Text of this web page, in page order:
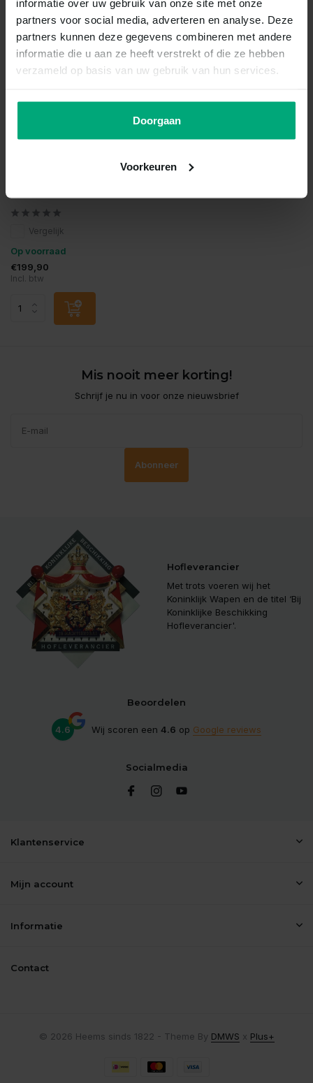
informatie over uw gebruik van onze site met onze
partners voor social media, adverteren en analyse. Deze
partners kunnen deze gegevens combineren met andere
informatie die u aan ze heeft verstrekt of die ze hebben
verzameld op basis van uw gebruik van hun services.
Doorgaan
Voorkeuren
Vergelijk
Op voorraad
€199,90
Incl. btw
Mis nooit meer korting!
Schrijf je nu in voor onze nieuwsbrief
Abonneer
Hofleverancier
Met trots voeren wij het
Koninklijk Wapen en de titel ‘Bij
Koninklijke Beschikking
Hofleverancier'.
Beoordelen
4.6 Wij scoren een 4.6 op Google reviews
Socialmedia
Klantenservice
Mijn account
Informatie
Contact
© 2026 Heems sinds 1822 - Theme By DMWS x Plus+